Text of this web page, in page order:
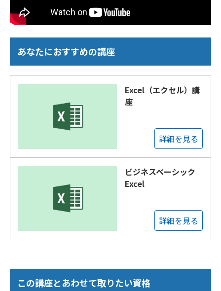
あなたにおすすめの講座
Excel（エクセル）講
座
詳細を見る
ビジネスベーシック
Excel
詳細を見る
この講座とあわせて取りたい資格